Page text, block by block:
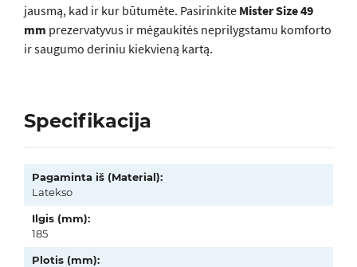
jausmą, kad ir kur būtumėte. Pasirinkite Mister Size 49
mm prezervatyvus ir mėgaukitės neprilygstamu komforto
ir saugumo deriniu kiekvieną kartą.
Specifikacija
Pagaminta iš (Material):
Latekso
Ilgis (mm):
185
Plotis (mm):